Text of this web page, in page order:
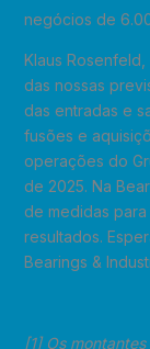
negócios de
Klaus Rosenfeld,
das nossas
das entradas e
fusões e
operações do
de 2025. Na
de medidas
resultados.
Bearings &
[1] Os